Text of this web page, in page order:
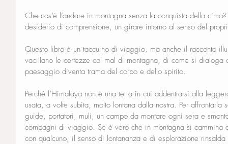
Che cos’è l’andare in montagna senza la conquista della
desiderio di comprensione, un girare intorno al senso del
Questo libro è un taccuino di viaggio, ma anche il racconto
vacillano le certezze col mal di montagna, di come si
paesaggio diventa trama del corpo e dello spirito.
Perché l’Himalaya non è una terra in cui addentrarsi alla
usata, a volte subita, molto lontana dalla nostra. Per
guide, portatori, muli, un campo da montare ogni sera e
compagni di viaggio. Se è vero che in montagna si cammina
con qualcuno, il senso di lontananza e di esplorazione